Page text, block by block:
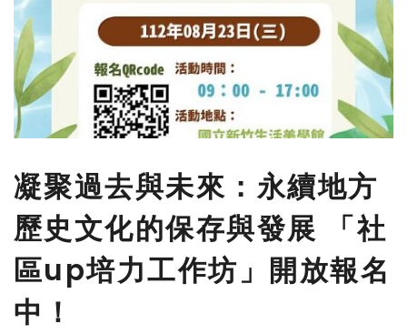
凝聚過去與未來：永續地方
歷史文化的保存與發展 「社
區up培力工作坊」開放報名
中！